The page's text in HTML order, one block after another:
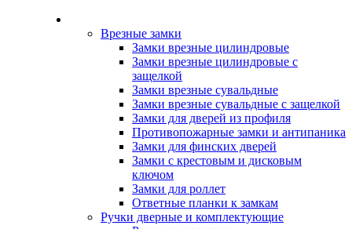
Врезные замки
Замки врезные цилиндровые
Замки врезные цилиндровые с
защелкой
Замки врезные сувальдные
Замки врезные сувальдные с защелкой
Замки для дверей из профиля
Противопожарные замки и антипаника
Замки для финских дверей
Замки с крестовым и дисковым
ключом
Замки для роллет
Ответные планки к замкам
Ручки дверные и комплектующие